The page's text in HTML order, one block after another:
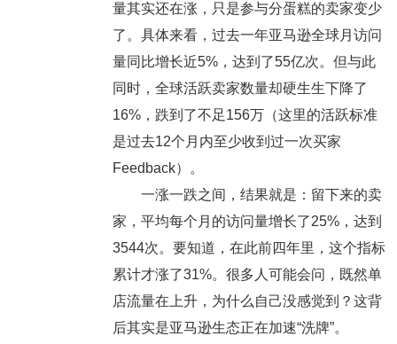
量其实还在涨，只是参与分蛋糕的卖家变少
了。 具体来看，过去一年亚马逊全球月访问
量同比增长近5%，达到了55亿次。但与此
同时， 全球活跃卖家数量却硬生生下降了
16%，跌到了不足156万（这里的活跃标准
是过去12个月内至少收到过一次买家
Feedback）。
一涨一跌之间，结果就是：留下来的卖
家， 平均每个月的访问量增长了25%，达到
3544次。要知道，在此前四年里，这个指标
累计才涨了31%。很多人可能会问，既然单
店流量在上升，为什么自己没感觉到？这背
后其实是亚马逊生态正在加速“洗牌”。